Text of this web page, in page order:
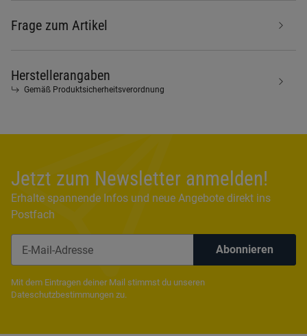
Frage zum Artikel
Herstellerangaben
Gemäß Produktsicherheitsverordnung
Jetzt zum Newsletter anmelden!
Erhalte spannende Infos und neue Angebote direkt ins
Postfach
Abonnieren
Mit dem Eintragen deiner Mail stimmst du unseren
Dateschutzbestimmungen zu.